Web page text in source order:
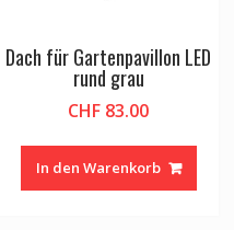
Dach für Gartenpavillon LED
rund grau
CHF 83.00
In den Warenkorb